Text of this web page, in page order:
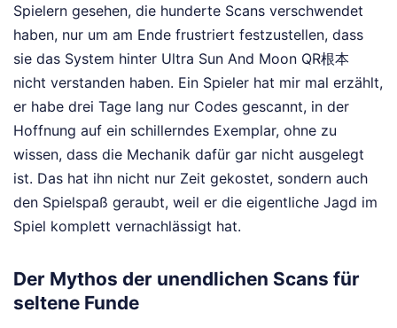
Spielern gesehen, die hunderte Scans verschwendet
haben, nur um am Ende frustriert festzustellen, dass
sie das System hinter Ultra Sun And Moon QR根本
nicht verstanden haben. Ein Spieler hat mir mal erzählt,
er habe drei Tage lang nur Codes gescannt, in der
Hoffnung auf ein schillerndes Exemplar, ohne zu
wissen, dass die Mechanik dafür gar nicht ausgelegt
ist. Das hat ihn nicht nur Zeit gekostet, sondern auch
den Spielspaß geraubt, weil er die eigentliche Jagd im
Spiel komplett vernachlässigt hat.
Der Mythos der unendlichen Scans für
seltene Funde